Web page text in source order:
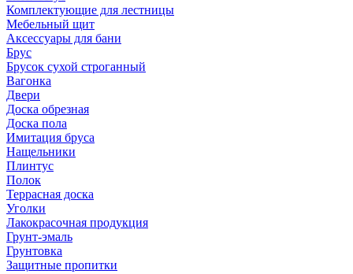
Комплектующие для лестницы
Мебельный щит
Аксессуары для бани
Брус
Брусок сухой строганный
Вагонка
Двери
Доска обрезная
Доска пола
Имитация бруса
Нащельники
Плинтус
Полок
Террасная доска
Уголки
Лакокрасочная продукция
Грунт-эмаль
Грунтовка
Защитные пропитки